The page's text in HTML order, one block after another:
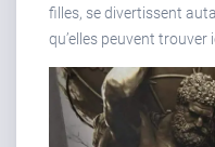
filles, se divertissent
qu’elles peuvent trouver